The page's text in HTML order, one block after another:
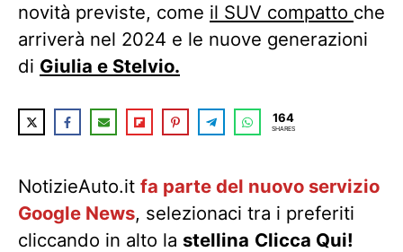
novità previste, come il SUV compatto che
arriverà nel 2024 e le nuove generazioni
di Giulia e Stelvio.
164
SHARES
NotizieAuto.it fa parte del nuovo servizio
Google News, selezionaci tra i preferiti
cliccando in alto la stellina Clicca Qui!